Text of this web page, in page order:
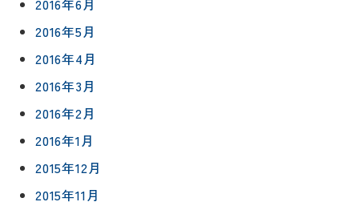
2016年6月
2016年5月
2016年4月
2016年3月
2016年2月
2016年1月
2015年12月
2015年11月